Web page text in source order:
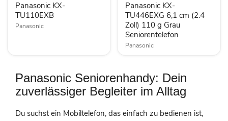
Panasonic KX-
TU110EXB
Panasonic
Zoll)
110
g
Grau
Seniorentelefon
Panasonic KX-
TU446EXG 6,1 cm (2.4
Zoll) 110 g Grau
Seniorentelefon
Panasonic
Panasonic Seniorenhandy: Dein
zuverlässiger Begleiter im Alltag
Du suchst ein Mobiltelefon, das einfach zu bedienen ist,